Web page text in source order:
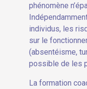
phénomène
individus, les
sur le
(absentéisme,
possible de les
La formation